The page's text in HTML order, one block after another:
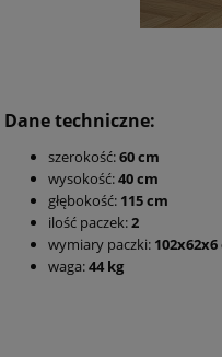
Dane techniczne:
szerokość:60 cm
wysokość:40 cm
głębokość: 115 cm
ilość paczek:2
wymiary paczki:
waga:44 kg